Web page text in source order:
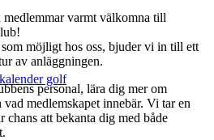
golf
varmt välkomna till
möjligt hos oss, bjuder vi in till ett
av anläggningen.
personal, lära dig mer om
medlemskapet innebär. Vi tar en
chans att bekanta dig med både